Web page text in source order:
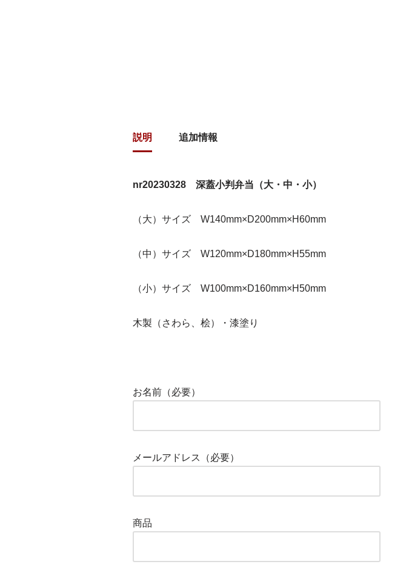
説明 追加情報
nr20230328 深蓋小判弁当（大・中・小）
（大）サイズ W140mm×D200mm×H60mm
（中）サイズ W120mm×D180mm×H55mm
（小）サイズ W100mm×D160mm×H50mm
木製（さわら、桧）・漆塗り
お名前（必要）
メールアドレス（必要）
商品